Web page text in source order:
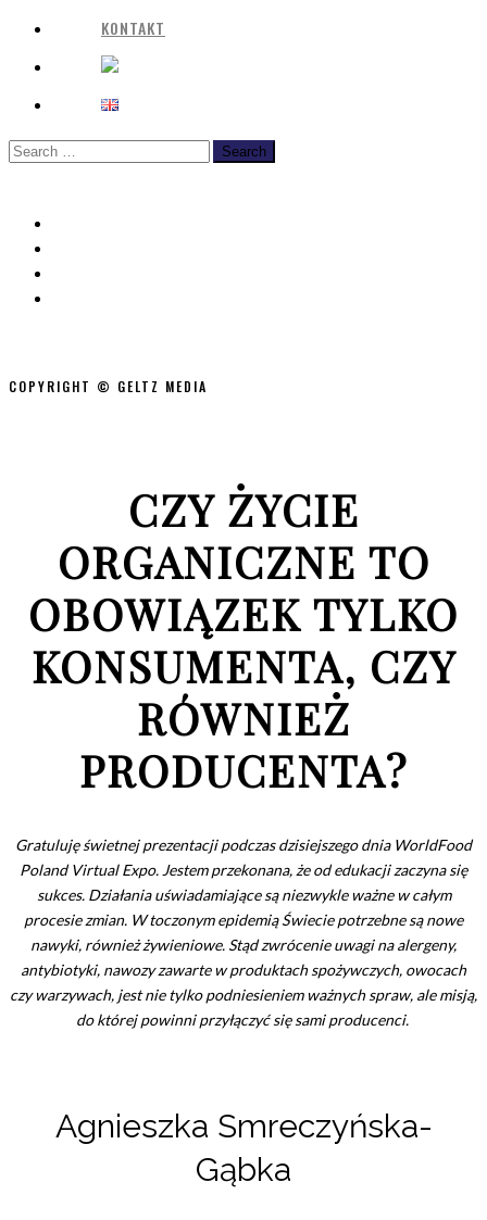
KONTAKT
COPYRIGHT © GELTZ MEDIA
CZY ŻYCIE
ORGANICZNE TO
OBOWIĄZEK TYLKO
KONSUMENTA, CZY
RÓWNIEŻ
PRODUCENTA?
Gratuluję świetnej prezentacji podczas dzisiejszego dnia WorldFood
Poland Virtual Expo. Jestem przekonana, że od edukacji zaczyna się
sukces. Działania uświadamiające są niezwykle ważne w całym
procesie zmian. W toczonym epidemią Świecie potrzebne są nowe
nawyki, również żywieniowe. Stąd zwrócenie uwagi na alergeny,
antybiotyki, nawozy zawarte w produktach spożywczych, owocach
czy warzywach, jest nie tylko podniesieniem ważnych spraw, ale misją,
do której powinni przyłączyć się sami producenci.
Agnieszka Smreczyńska-
Gąbka